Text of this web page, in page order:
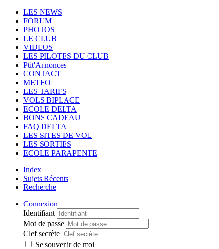
LES NEWS
FORUM
PHOTOS
LE CLUB
VIDEOS
LES PILOTES DU CLUB
Ptit'Annonces
CONTACT
METEO
LES TARIFS
VOLS BIPLACE
ECOLE DELTA
BONS CADEAU
FAQ DELTA
LES SITES DE VOL
LES SORTIES
ECOLE PARAPENTE
Index
Sujets Récents
Recherche
Connexion
Identifiant
Mot de passe
Clef secrète
Se souvenir de moi